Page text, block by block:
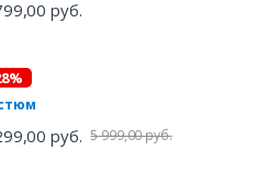
руб.
руб. 5 999,00 руб.